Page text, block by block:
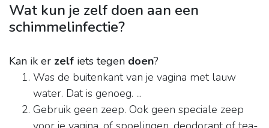
Wat kun je zelf doen aan een
schimmelinfectie?
Kan ik er zelf iets tegen doen?
Was de buitenkant van je vagina met lauw
water. Dat is genoeg. ...
Gebruik geen zeep. Ook geen speciale zeep